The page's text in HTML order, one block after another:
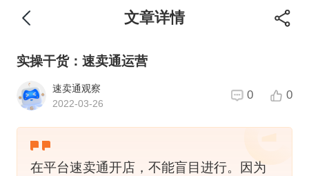
文章详情
实操干货：速卖通运营
速卖通观察
2022-03-26
0 0
在平台速卖通开店，不能盲目进行。因为